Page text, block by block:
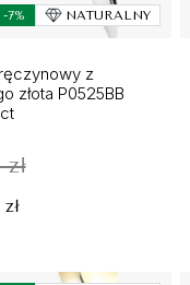
-7% NATURALNY
z
złota P0525BB
zł
zł